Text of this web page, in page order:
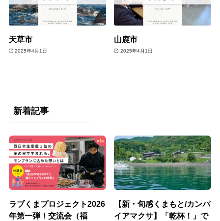
天草市
2025年4月1日
山鹿市
2025年4月1日
新着記事
ラブくまプロジェクト2026
年第一弾！交流会（福
【新・旬感くまもと/カンパ
イアマクサ】「乾杯！」で